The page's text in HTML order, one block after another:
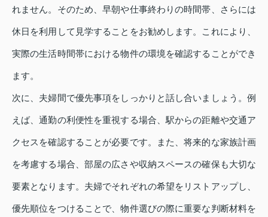
れません。そのため、早朝や仕事終わりの時間帯、さらには
休日を利用して見学することをお勧めします。これにより、
実際の生活時間帯における物件の環境を確認することができ
ます。
次に、夫婦間で優先事項をしっかりと話し合いましょう。例
えば、通勤の利便性を重視する場合、駅からの距離や交通ア
クセスを確認することが必要です。また、将来的な家族計画
を考慮する場合、部屋の広さや収納スペースの確保も大切な
要素となります。夫婦でそれぞれの希望をリストアップし、
優先順位をつけることで、物件選びの際に重要な判断材料を